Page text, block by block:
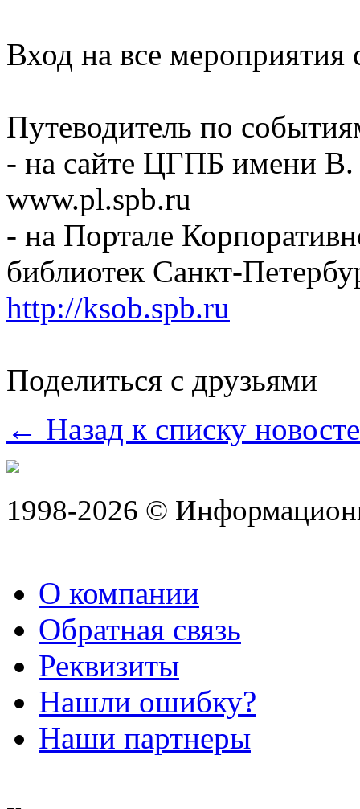
Вход на все
Путеводитель по
- на сайте ЦГПБ имени В.
www.pl.spb.ru
- на Портале
библиотек Санкт-
http://ksob.spb.ru
Поделиться с друзьями
← Назад к списку
1998-2026 ©
О компании
Обратная связь
Реквизиты
Нашли ошибку?
Наши партнеры